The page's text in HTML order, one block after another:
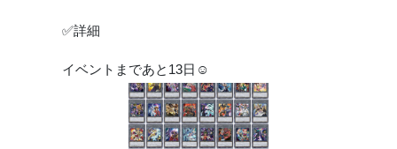
✅詳細
イベントまであと13日☺️